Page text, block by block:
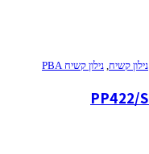
נילון קשיח נילון קשיח PBA